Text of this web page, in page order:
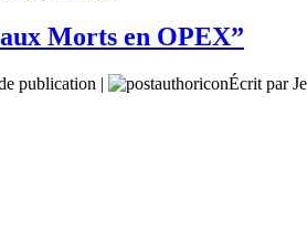
Morts en OPEX”
publication | Écrit par